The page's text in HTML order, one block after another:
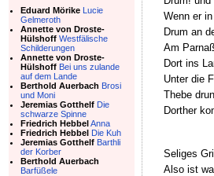
Wenn er
Drum an
Am
Dort ins
Unter die
Thebe
Dorther
Seliges
Also ist
Eduard Mörike Lucie
Gelmeroth
Annette von Droste-
Hülshoff Westfälische
Schilderungen
Annette von Droste-
Hülshoff Bei uns zulande
auf dem Lande
Berthold Auerbach Brosi
und Moni
Jeremias Gotthelf Die
schwarze Spinne
Friedrich HebbelAnna
Friedrich Hebbel Die Kuh
Jeremias Gotthelf Barthli
der Korber
Berthold Auerbach
Barfüßele